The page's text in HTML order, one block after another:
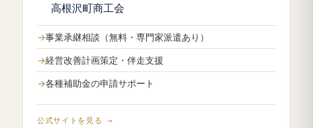
高根沢町商工会
事業承継相談（無料・専門家派遣あり）
経営改善計画策定・伴走支援
各種補助金の申請サポート
公式サイトを見る →